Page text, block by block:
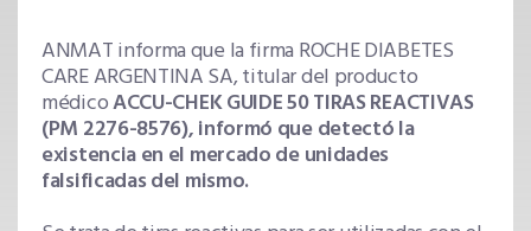
ANMAT informa que la firma ROCHE DIABETES
CARE ARGENTINA SA, titular del producto
médicoACCU-CHEK GUIDE 50 TIRAS REACTIVAS
(PM 2276-8576), informó que detectó la
existencia en el mercado de unidades
falsificadas del mismo.